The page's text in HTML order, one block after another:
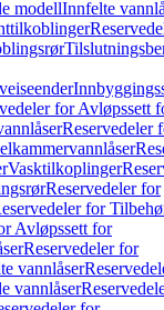
modellInnfelte
for Avløpssett
Reservedeler
Vasktilkoplinger
Reservedeler for
for
Avløpssett for
Reservedeler for
vannlåser
vannlåser